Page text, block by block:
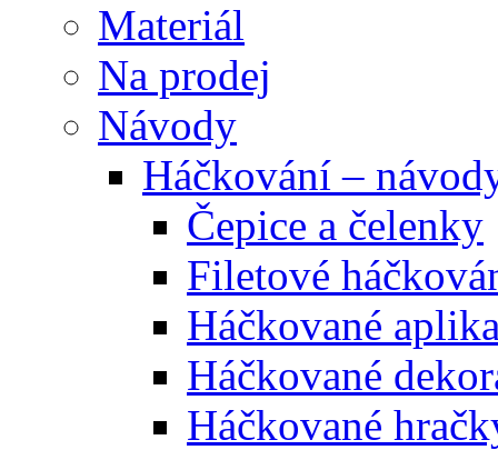
Materiál
Na prodej
Návody
Háčkování –
Čepice a čelenky
Filetové
Háčkované
Háčkované
Háčkované